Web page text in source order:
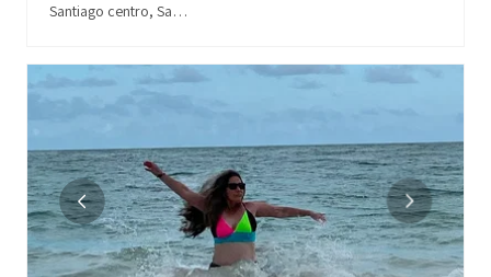
Santiago centro, Santiago